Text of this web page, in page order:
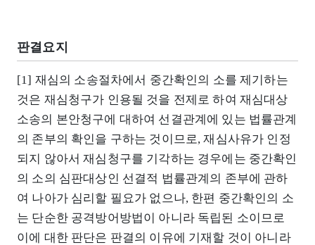
판결요지
[1] 재심의 소송절차에서 중간확인의 소를 제기하는
것은 재심청구가 인용될 것을 전제로 하여 재심대상
소송의 본안청구에 대하여 선결관계에 있는 법률관계
의 존부의 확인을 구하는 것이므로, 재심사유가 인정
되지 않아서 재심청구를 기각하는 경우에는 중간확인
의 소의 심판대상인 선결적 법률관계의 존부에 관하
여 나아가 심리할 필요가 없으나, 한편 중간확인의 소
는 단순한 공격방어방법이 아니라 독립된 소이므로
이에 대한 판단은 판결의 이유에 기재할 것이 아니라